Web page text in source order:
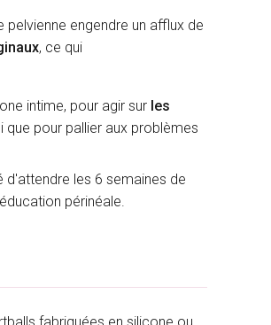
engendre un afflux de
, ce qui
intime, pour agir sur les
que pour pallier aux problèmes
d'attendre les 6 semaines de
périnéale.